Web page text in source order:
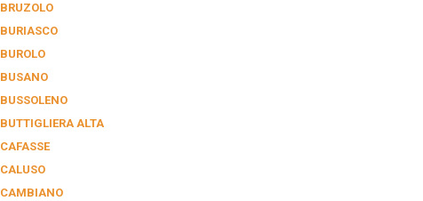
BRUZOLO
BURIASCO
BUROLO
BUSANO
BUSSOLENO
BUTTIGLIERA ALTA
CAFASSE
CALUSO
CAMBIANO